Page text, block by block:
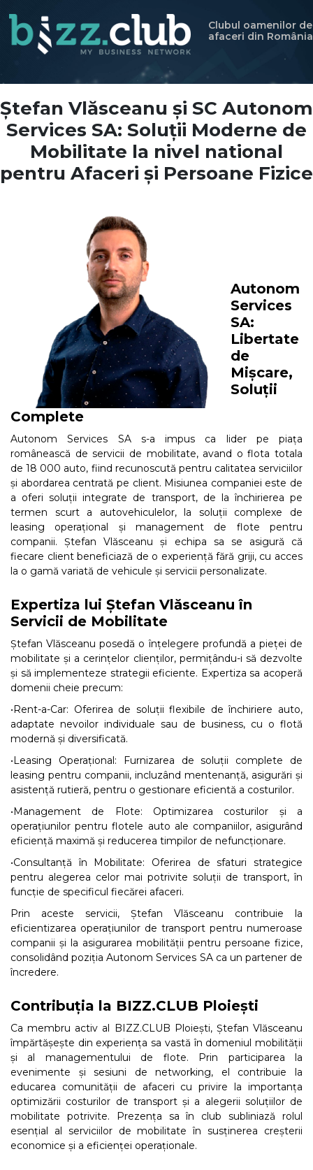
Clubul oamenilor de
afaceri din România
Ștefan Vlăsceanu și SC Autonom
Services SA: Soluții Moderne de
Mobilitate la nivel national
pentru Afaceri și Persoane Fizice
Autonom
Services
SA:
Libertate
de
Mișcare,
Soluții
Complete
Autonom Services SA s-a impus ca lider pe piața
românească de servicii de mobilitate, avand o flota totala
de 18 000 auto, fiind recunoscută pentru calitatea serviciilor
și abordarea centrată pe client. Misiunea companiei este de
a oferi soluții integrate de transport, de la închirierea pe
termen scurt a autovehiculelor, la soluții complexe de
leasing operațional și management de flote pentru
companii. Ștefan Vlăsceanu și echipa sa se asigură că
fiecare client beneficiază de o experiență fără griji, cu acces
la o gamă variată de vehicule și servicii personalizate.
Expertiza lui Ștefan Vlăsceanu în
Servicii de Mobilitate
Ștefan Vlăsceanu posedă o înțelegere profundă a pieței de
mobilitate și a cerințelor clienților, permițându-i să dezvolte
și să implementeze strategii eficiente. Expertiza sa acoperă
domenii cheie precum:
•Rent-a-Car: Oferirea de soluții flexibile de închiriere auto,
adaptate nevoilor individuale sau de business, cu o flotă
modernă și diversificată.
•Leasing Operațional: Furnizarea de soluții complete de
leasing pentru companii, incluzând mentenanță, asigurări și
asistență rutieră, pentru o gestionare eficientă a costurilor.
•Management de Flote: Optimizarea costurilor și a
operațiunilor pentru flotele auto ale companiilor, asigurând
eficiență maximă și reducerea timpilor de nefuncționare.
•Consultanță în Mobilitate: Oferirea de sfaturi strategice
pentru alegerea celor mai potrivite soluții de transport, în
funcție de specificul fiecărei afaceri.
Prin aceste servicii, Ștefan Vlăsceanu contribuie la
eficientizarea operațiunilor de transport pentru numeroase
companii și la asigurarea mobilității pentru persoane fizice,
consolidând poziția Autonom Services SA ca un partener de
încredere.
Contribuția la BIZZ.CLUB Ploiești
Ca membru activ al BIZZ.CLUB Ploiești, Ștefan Vlăsceanu
împărtășește din experiența sa vastă în domeniul mobilității
și al managementului de flote. Prin participarea la
evenimente și sesiuni de networking, el contribuie la
educarea comunității de afaceri cu privire la importanța
optimizării costurilor de transport și a alegerii soluțiilor de
mobilitate potrivite. Prezența sa în club subliniază rolul
esențial al serviciilor de mobilitate în susținerea creșterii
economice și a eficienței operaționale.